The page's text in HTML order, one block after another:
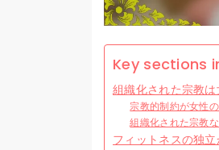
Key sections
組織化された宗教
宗教的制約が女性
組織化された宗教
フィットネスの独